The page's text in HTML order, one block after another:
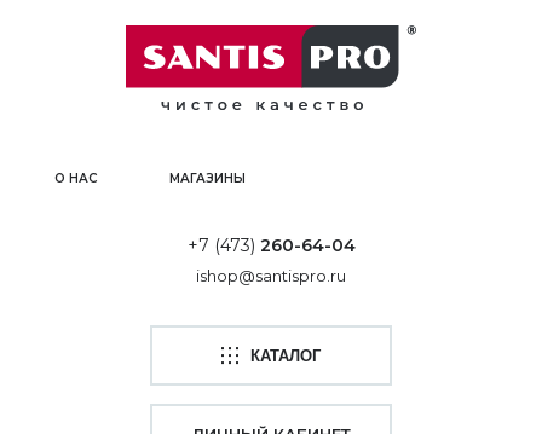
О НАС МАГАЗИНЫ
+7 (473) 260-64-04
ishop@santispro.ru
КАТАЛОГ